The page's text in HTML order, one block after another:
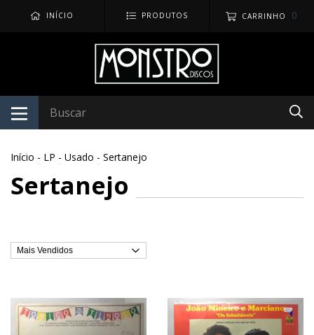
INÍCIO PRODUTOS CARRINHO 0
Início - LP - Usado - Sertanejo
Sertanejo